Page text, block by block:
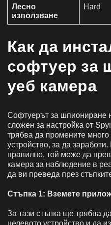
Лесно
използване
Hard
Как да
софтуер за
уеб камера
Софтуерът за шпиониране
сложен за настройка от
трябва да промените много
устройство, за да
правилно, той може да
камера за наблюдение в
да ви преведа през
Стъпка 1: Вземете
За тази стъпка ще трябва
целевото устройство и да